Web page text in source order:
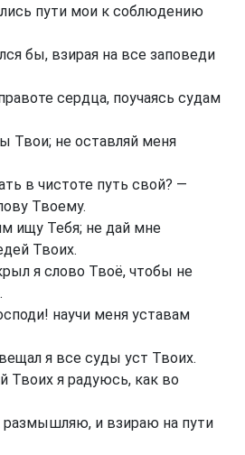
пути мои к соблюдению
бы, взирая на все заповеди
сердца, поучаясь судам
Твои; не оставляй меня
в чистоте путь свой? —
Твоему.
ищу Тебя; не дай мне
Твоих.
я слово Твоё, чтобы не
научи меня уставам
я все суды уст Твоих.
Твоих я радуюсь, как во
размышляю, и взираю на пути